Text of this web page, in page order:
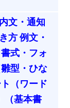
文・通知
方 例文・
式・フォ
型・ひな
（ワード
（基本書